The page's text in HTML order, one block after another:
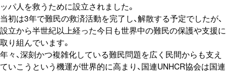
ッパ人を救うために設立されました。
当初は3年で難民の救済活動を完了し、解散する予定でしたが、
設立から半世紀以上経った今日も世界中の難民の保護や支援に
取り組んでいます。
年々、深刻かつ複雑化している難民問題を広く民間からも支え
ていこうという機運が世界的に高まり、国連UNHCR協会は国連